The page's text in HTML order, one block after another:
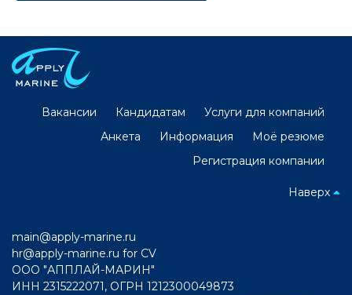
Вакансии Кандидатам
Услуги для компаний
Анкета
Информация
Моё резюме
Регистрация компании
Наверх
main@apply-marine.ru
hr@apply-marine.ru for CV
ООО "АППЛАЙ-МАРИН"
ИНН 2315222071, ОГРН 1212300049873